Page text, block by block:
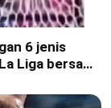
6 jenis
Liga bersama